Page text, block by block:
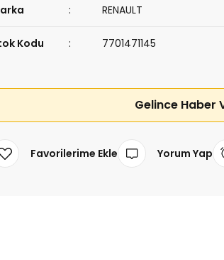
RENAULT
Kodu 7701471145
Gelince Haber
Yorum Yap